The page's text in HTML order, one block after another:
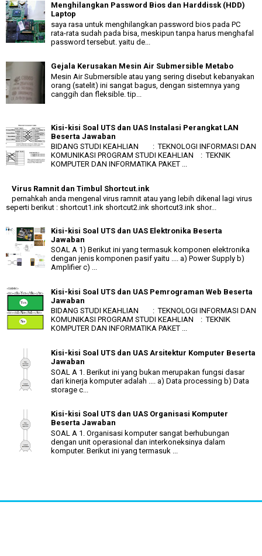
Menghilangkan Password Bios dan Harddissk (HDD)
Laptop
saya rasa untuk menghilangkan password bios pada PC
rata-rata sudah pada bisa, meskipun tanpa harus menghafal
password tersebut. yaitu de...
Gejala Kerusakan Mesin Air Submersible Metabo
Mesin Air Submersible atau yang sering disebut kebanyakan
orang (satelit) ini sangat bagus, dengan sistemnya yang
canggih dan fleksible. tip...
Kisi-kisi Soal UTS dan UAS Instalasi Perangkat LAN
Beserta Jawaban
BIDANG STUDI KEAHLIAN : TEKNOLOGI INFORMASI DAN
KOMUNIKASI PROGRAM STUDI KEAHLIAN : TEKNIK
KOMPUTER DAN INFORMATIKA PAKET ...
Virus Ramnit dan Timbul Shortcut.ink
pernahkah anda mengenal virus ramnit atau yang lebih dikenal lagi virus
seperti berikut : shortcut1.ink shortcut2.ink shortcut3.ink shor...
Kisi-kisi Soal UTS dan UAS Elektronika Beserta
Jawaban
SOAL A 1) Berikut ini yang termasuk komponen elektronika
dengan jenis komponen pasif yaitu .... a) Power Supply b)
Amplifier c) ...
Kisi-kisi Soal UTS dan UAS Pemrograman Web Beserta
Jawaban
BIDANG STUDI KEAHLIAN : TEKNOLOGI INFORMASI DAN
KOMUNIKASI PROGRAM STUDI KEAHLIAN : TEKNIK
KOMPUTER DAN INFORMATIKA PAKET ...
Kisi-kisi Soal UTS dan UAS Arsitektur Komputer Beserta
Jawaban
SOAL A 1. Berikut ini yang bukan merupakan fungsi dasar
dari kinerja komputer adalah .... a) Data processing b) Data
storage c...
Kisi-kisi Soal UTS dan UAS Organisasi Komputer
Beserta Jawaban
SOAL A 1. Organisasi komputer sangat berhubungan
dengan unit operasional dan interkoneksinya dalam
komputer. Berikut ini yang termasuk ...